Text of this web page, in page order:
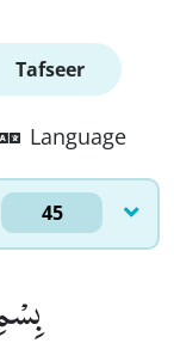
Tafseer
Language
45